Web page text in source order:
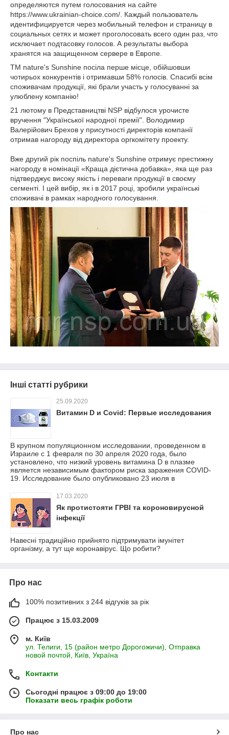
определяются путем голосования на сайте
https://www.ukrainian-choice.com/. Каждый пользователь
идентифицируется через мобильный телефон и страницу в
социальных сетях и может проголосовать всего один раз, что
исключает подтасовку голосов. А результаты выбора
хранятся на защищенном сервере в Европе.
ТМ nature's Sunshine посіла перше місце, обійшовши
чотирьох конкурентів і отримавши 58% голосів. Спасибі всім
споживачам продукції, які брали участь у голосуванні за
улюблену компанію!
21 лютому в Представництві NSP відбулося урочисте
вручення "Української народної премії". Володимир
Валерійович Брехов у присутності директорів компанії
отримав нагороду від директора оргкомітету проекту.
Вже другий рік поспіль nature's Sunshine отримує престижну
нагороду в номінації «Краща дієтична добавка», яка ще раз
підтверджує високу якість і переваги продукції в своєму
сегменті. І цей вибір, як і в 2017 році, зробили українські
споживачі в рамках народного голосування.
Інші статті рубрики
25.09.2020
Витамин D и Covid: Первые исследования
В крупном популяционном исследовании, проведенном в
Израиле с 1 февраля по 30 апреля 2020 года, было
установлено, что низкий уровень витамина D в плазме
является независимым фактором риска заражения COVID-
19. Исследование было опубликовано 23 июля в
17.03.2020
Як протистояти ГРВІ та короновирусной
інфекції
Навесні традиційно прийнято підтримувати імунітет
організму, а тут ще коронавірус. Що робити?
Про нас
100% позитивних з 244 відгуків за рік
Працює з 15.03.2009
м. Київ
ул. Телиги, 15 (район метро Дорогожичи), Отправка
новой почтой, Київ, Україна
Контакти
Сьогодні працює з 09:00 до 19:00
Показати весь графік роботи
Про нас